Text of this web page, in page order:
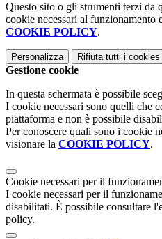
Questo sito o gli strumenti terzi da
cookie necessari al
COOKIE POLICY.
Personalizza Rifiuta tutti i cookies
Gestione cookie
In questa schermata è possibile
I cookie necessari sono quelli che
piattaforma e non è possibile
Per conoscere quali sono i cookie
visionare la COOKIE POLICY.
Cookie necessari per il
I cookie necessari per il
disabilitati. È possibile consultare
policy.